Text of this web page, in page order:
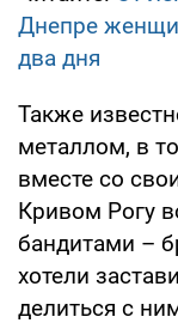
Днепре
два дня
Также
металлом, в
вместе со
Кривом Рогу
бандитами –
хотели
делиться с